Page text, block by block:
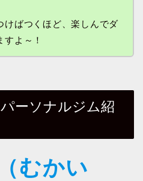
けばつくほど、楽しんでダ
すよ～！
ーソナルジム紹
むかい